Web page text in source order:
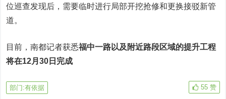
位巡查发现后，需要临时进行局部开挖抢修和更换接驳新管
道。
目前，南都记者获悉福中一路以及附近路段区域的提升工程
将在12月30日完成
部门:有依据 55 赞